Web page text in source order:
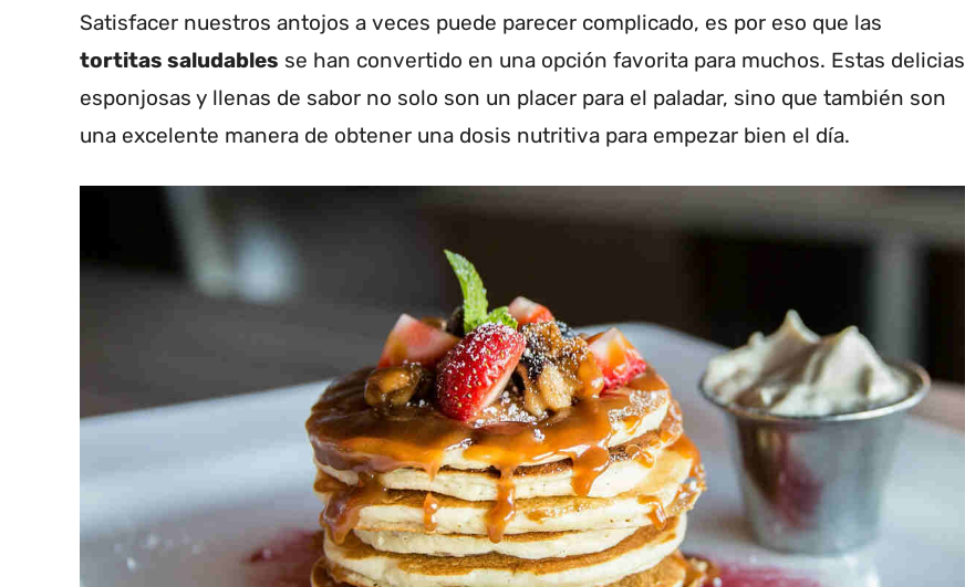
Satisfacer nuestros antojos a veces puede parecer complicado, es por eso que las
tortitas saludables se han convertido en una opción favorita para muchos. Estas delicias
esponjosas y llenas de sabor no solo son un placer para el paladar, sino que también son
una excelente manera de obtener una dosis nutritiva para empezar bien el día.